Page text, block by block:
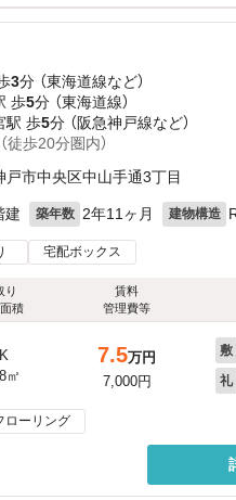
3分 （東海道線など）
歩5分 （東海道線）
駅 歩5分 （阪急神戸線など）
徒歩20分圏内）
戸市中央区中山手通3丁目
建 築年数 2年11ヶ月 建物構造
宅配ボックス
り
積
賃料
管理費等
㎡
7.5万円
7,000円
敷
礼
ローリング